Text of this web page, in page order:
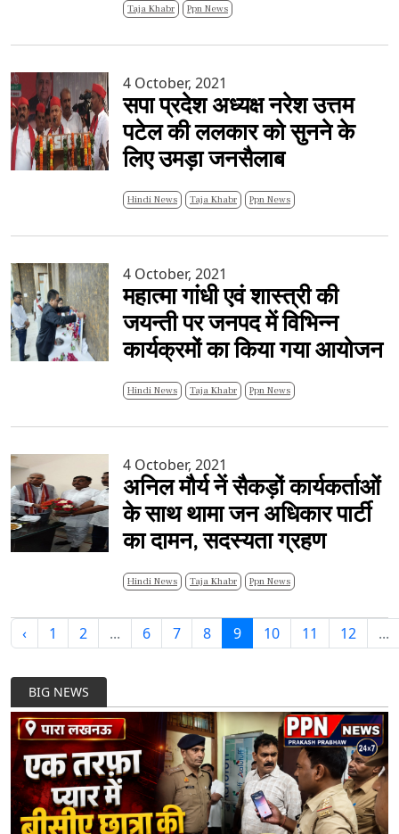
Taja Khabr Ppn News
4 October, 2021
सपा प्रदेश अध्यक्ष नरेश उत्तम
पटेल की ललकार को सुनने के
लिए उमड़ा जनसैलाब
Hindi News Taja Khabr Ppn News
4 October, 2021
महात्मा गांधी एवं शास्त्री की
जयन्ती पर जनपद में विभिन्न
कार्यक्रमों का किया गया आयोजन
Hindi News Taja Khabr Ppn News
4 October, 2021
अनिल मौर्य नें सैकड़ों कार्यकर्ताओं
के साथ थामा जन अधिकार पार्टी
का दामन, सदस्यता ग्रहण
Hindi News Taja Khabr Ppn News
‹ 1 2 ... 6 7 8 9 10 11 12 ...
BIG NEWS